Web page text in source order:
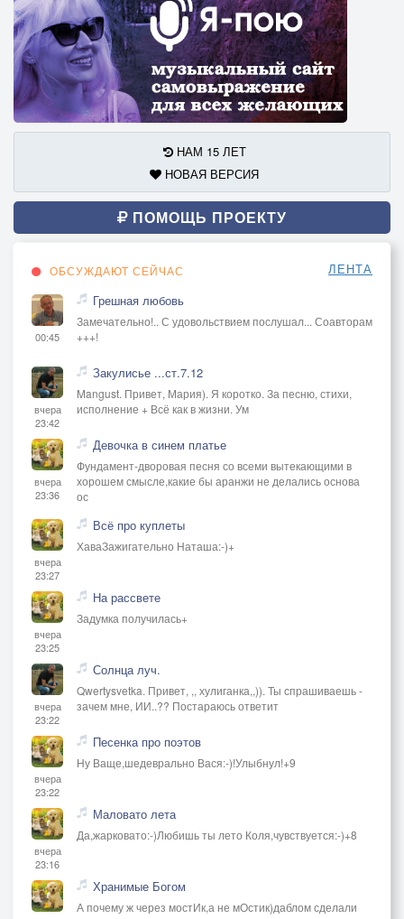
НАМ 15 ЛЕТ
НОВАЯ ВЕРСИЯ
ПОМОЩЬ ПРОЕКТУ
ОБСУЖДАЮТ СЕЙЧАС ЛЕНТА
00:45
Грешная любовь
Замечательно!.. С удовольствием послушал... Соавторам
+++!
вчера
23:42
Закулисье ...ст.7.12
Mangust. Привет, Мария). Я коротко. За песню, стихи,
исполнение + Всё как в жизни. Ум
вчера
23:36
Девочка в синем платье
Фундамент-дворовая песня со всеми вытекающими в
хорошем смысле,какие бы аранжи не делались основа
ос
вчера
23:27
Всё про куплеты
ХаваЗажигательно Наташа:-)+
вчера
23:25
На рассвете
Задумка получилась+
вчера
23:22
Солнца луч.
Qwertysvetka. Привет, ,, хулиганка,,)). Ты спрашиваешь -
зачем мне, ИИ..?? Постараюсь ответит
вчера
23:22
Песенка про поэтов
Ну Ваще,шедеврально Вася:-)!Улыбнул!+9
вчера
23:16
Маловато лета
Да,жарковато:-)Любишь ты лето Коля,чувствуется:-)+8
Хранимые Богом
А почему ж через мостИк,а не мОстик)даблом сделали